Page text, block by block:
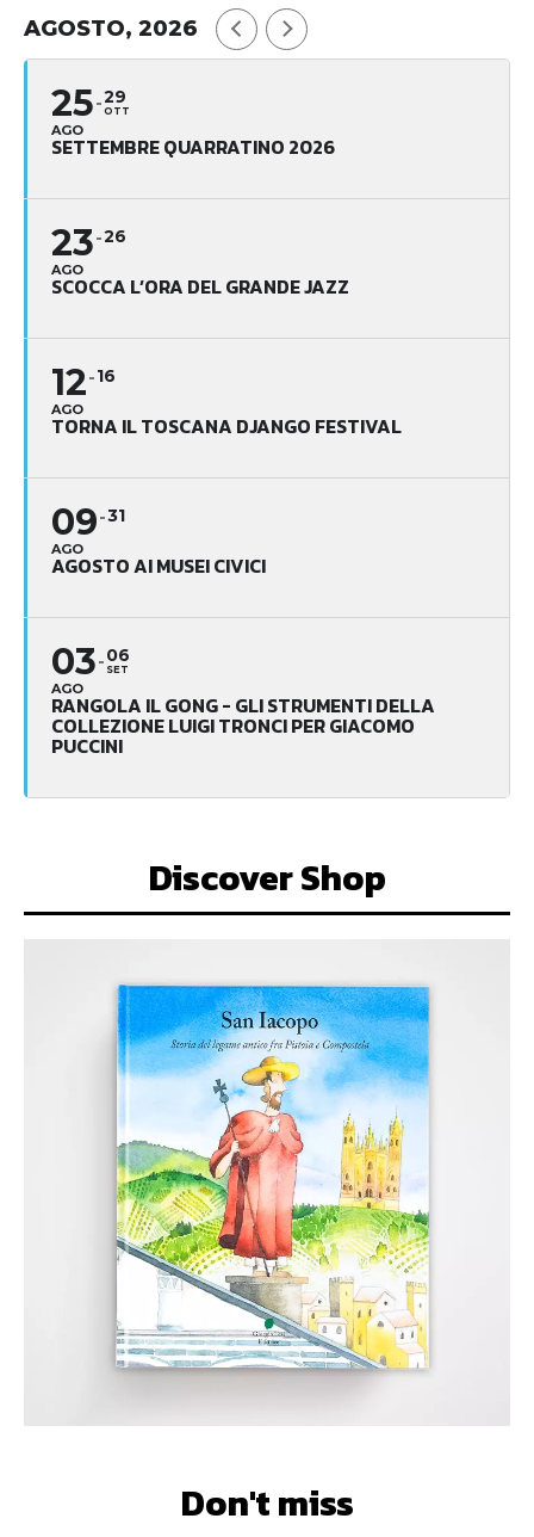
AGOSTO, 2026
25
AGO
29
OTT
SETTEMBRE QUARRATINO 2026
23
AGO
26
SCOCCA L’ORA DEL GRANDE JAZZ
12
AGO
16
TORNA IL TOSCANA DJANGO FESTIVAL
09
AGO
31
AGOSTO AI MUSEI CIVICI
03
AGO
06
SET
RANGOLA IL GONG - GLI STRUMENTI DELLA
COLLEZIONE LUIGI TRONCI PER GIACOMO
PUCCINI
Discover Shop
Don't miss